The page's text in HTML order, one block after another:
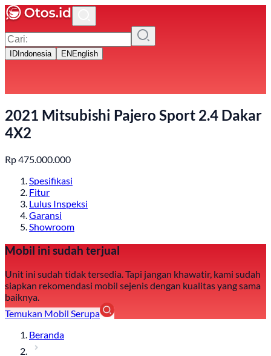
ID Indonesia EN English
2021 Mitsubishi Pajero Sport 2.4 Dakar
4X2
Rp475.000.000
Spesifikasi
Fitur
Lulus Inspeksi
Garansi
Showroom
Mobil ini sudah terjual
Unit ini sudah tidak tersedia. Tapi jangan khawatir, kami sudah
siapkan rekomendasi mobil sejenis dengan kualitas yang sama
baiknya.
Temukan Mobil Serupa
Beranda